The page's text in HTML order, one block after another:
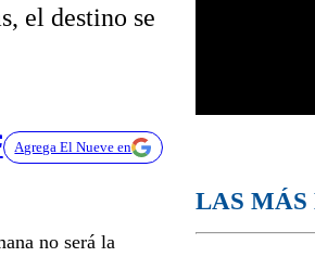
el destino se
Agrega El Nueve en
no será la
LAS MÁS